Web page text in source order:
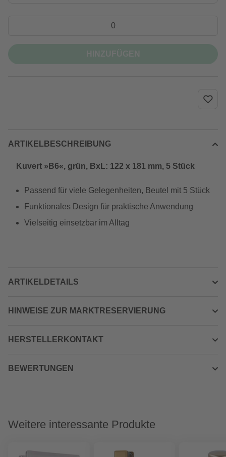
ARTIKELBESCHREIBUNG
Kuvert »B6«, grün, BxL: 122 x 181 mm, 5 Stück
Passend für viele Gelegenheiten, Beutel mit 5 Stück
Funktionales Design für praktische Anwendung
Vielseitig einsetzbar im Alltag
ARTIKELDETAILS
HINWEISE ZUR MARKTRESERVIERUNG
HERSTELLERKONTAKT
BEWERTUNGEN
Weitere interessante Produkte